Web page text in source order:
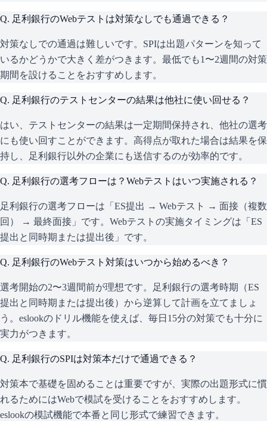
Q. 足利銀行のWebテストは対策なしでも通過できる？
対策なしでの通過は難しいです。SPIは出題パターンを知って
いるかどうかで大きく差がつきます。最低でも1〜2週間の対策
期間を設けることをおすすめします。
Q. 足利銀行のテストセンターの結果は他社に使い回せる？
はい、テストセンターの結果は一定期間保持され、他社の選考
にも使い回すことができます。高得点が取れた場合は結果を保
持し、足利銀行以外の企業にも送信するのが効率的です。
Q. 足利銀行の選考フローは？Webテストはいつ実施される？
足利銀行の選考フローは「ES提出 → Webテスト → 面接（複数
回） → 最終面接」です。Webテストの実施タイミングは「ES
提出と同時期または提出後」です。
Q. 足利銀行のWebテスト対策はいつから始めるべき？
選考開始の2〜3週間前が理想です。足利銀行の選考時期（ES
提出と同時期または提出後）から逆算して計画を立てましょ
う。eslookのドリル機能を使えば、毎日15分の対策でも十分に
実力がつきます。
Q. 足利銀行のSPIは対策本だけで通過できる？
対策本で基礎を固めることは重要ですが、実際の出題形式に慣
れるためにはWebで模試を受けることをおすすめします。
eslookの模試機能で本番と同じ形式で練習できます。